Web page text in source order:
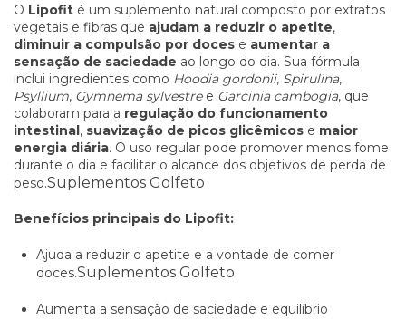
O Lipofit é um suplemento natural composto por extratos
vegetais e fibras que ajudam a reduzir o apetite,
diminuir a compulsão por doces e aumentar a
sensação de saciedade ao longo do dia. Sua fórmula
inclui ingredientes como Hoodia gordonii, Spirulina,
Psyllium, Gymnema sylvestree Garcinia cambogia, que
colaboram para a regulação do funcionamento
intestinal, suavização de picos glicêmicos e maior
energia diária. O uso regular pode promover menos fome
durante o dia e facilitar o alcance dos objetivos de perda de
peso.Suplementos Golfeto
Benefícios principais do Lipofit:
Ajuda a reduzir o apetite e a vontade de comer
doces.Suplementos Golfeto
Aumenta a sensação de saciedade e equilíbrio